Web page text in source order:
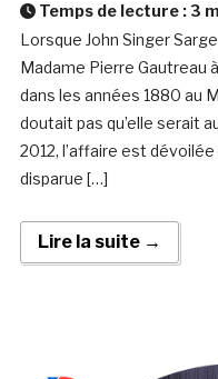
Temps de lecture : 3
Lorsque John Singer
Madame Pierre Gautreau
dans les années 1880 au
doutait pas qu’elle serait
2012, l’affaire est
disparue […]
Lire la suite →